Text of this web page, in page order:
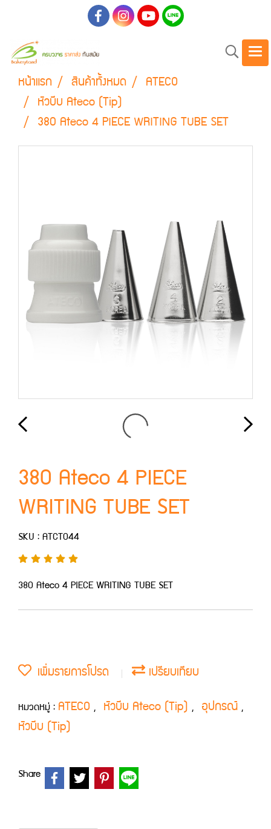
หน้าแรก สินค้าทั้งหมด ATECO
หัวบีบ Ateco (Tip)
380 Ateco 4 PIECE WRITING TUBE SET
380 Ateco 4 PIECE
WRITING TUBE SET
SKU : ATCT044
380 Ateco 4 PIECE WRITING TUBE SET
เพิ่มรายการโปรด เปรียบเทียบ
หมวดหมู่ : ATECO , หัวบีบ Ateco (Tip) , อุปกรณ์ ,
หัวบีบ (Tip)
Share